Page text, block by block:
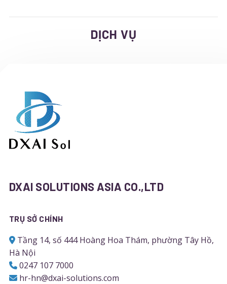
DỊCH VỤ
DXAI SOLUTIONS ASIA CO.,LTD
TRỤ SỞ CHÍNH
Tầng 14, số 444 Hoàng Hoa Thám, phường Tây Hồ,
Hà Nội
0247 107 7000
hr-hn@dxai-solutions.com